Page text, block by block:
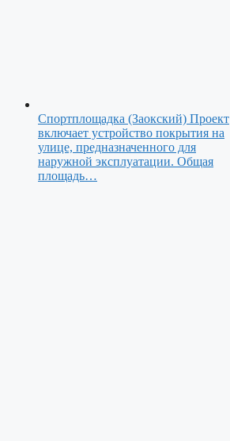
Спортплощадка (Заокский) Проект
включает устройство покрытия на
улице, предназначенного для
наружной эксплуатации. Общая
площадь…